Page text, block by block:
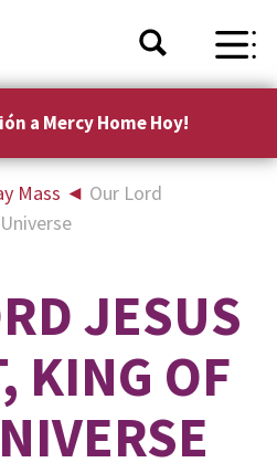
a Mercy Home Hoy!
Mass ◄ Our Lord
JESUS
KING OF